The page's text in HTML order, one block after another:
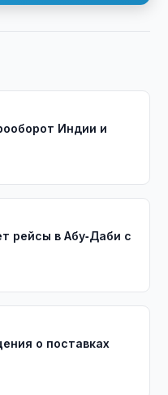
Индии и
рейсы в Абу-Даби с
о поставках